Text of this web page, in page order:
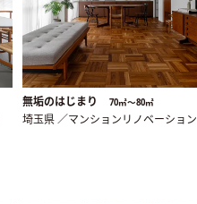
無垢のはじまり 70㎡〜80㎡
埼玉県 ／マンションリノベーション